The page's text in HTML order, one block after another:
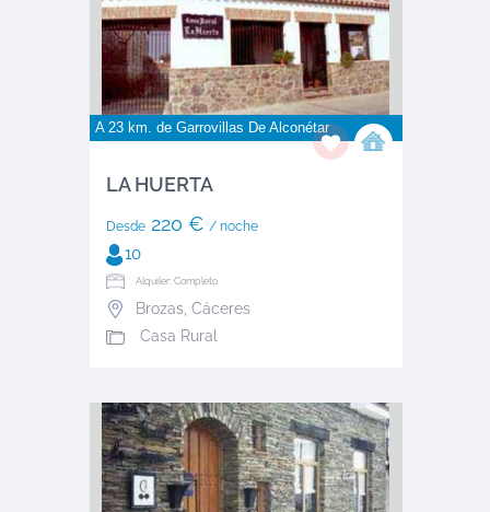
A 23 km. de Garrovillas De Alconétar
LA HUERTA
Desde220 € / noche
10
Alquiler: Completo
Brozas, Cáceres
Casa Rural